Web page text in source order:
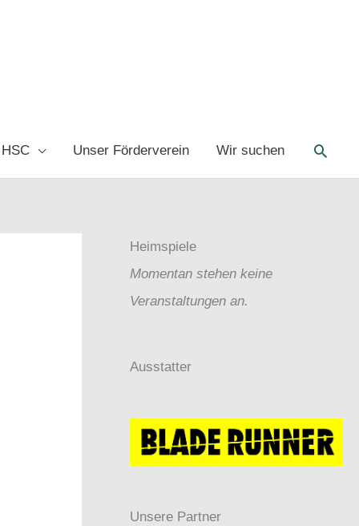
Unser Förderverein Wir suchen
Heimspiele
Momentan stehen keine
Veranstaltungen an.
Ausstatter
Unsere Partner